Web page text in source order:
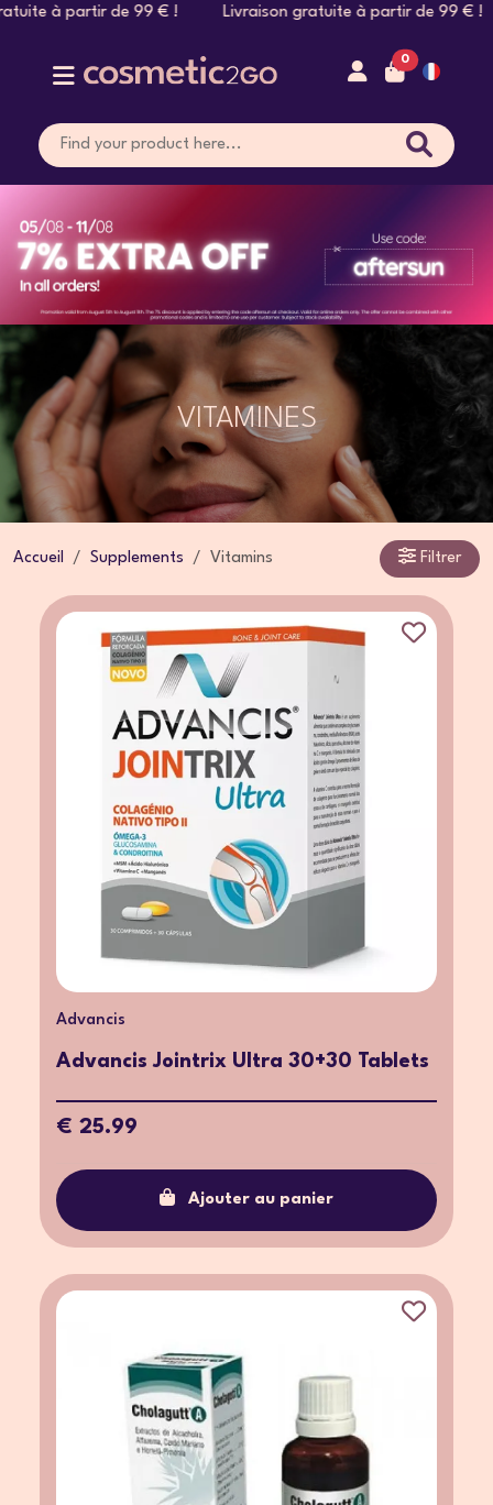
partir de 99 € ! Livraison gratuite à partir de 99 € !
0
VITAMINES
Accueil Supplements Vitamins Filtrer
Advancis
Advancis Jointrix Ultra 30+30 Tablets
€ 25.99
Ajouter au panier